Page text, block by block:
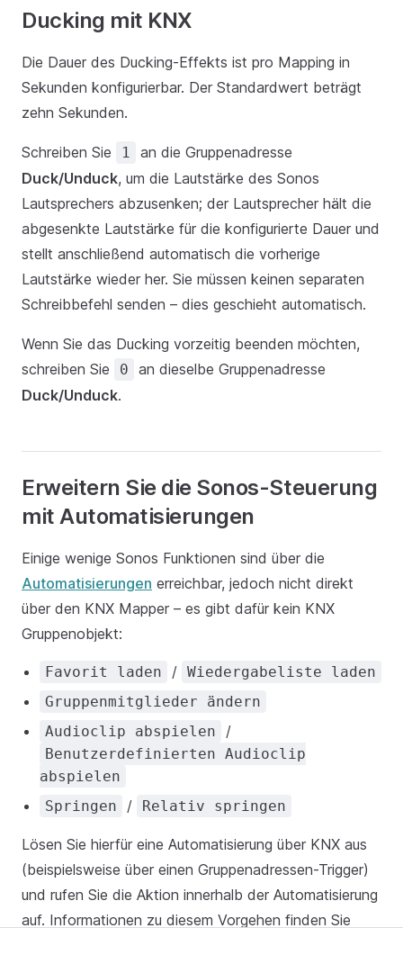
Ducking mit KNX
Die Dauer des Ducking-Effekts ist pro Mapping in
Sekunden konfigurierbar. Der Standardwert beträgt
zehn Sekunden.
Schreiben Sie 1
an die Gruppenadresse
Duck/Unduck, um die Lautstärke des Sonos
Lautsprechers abzusenken; der Lautsprecher hält die
abgesenkte Lautstärke für die konfigurierte Dauer und
stellt anschließend automatisch die vorherige
Lautstärke wieder her. Sie müssen keinen separaten
Schreibbefehl senden – dies geschieht automatisch.
Wenn Sie das Ducking vorzeitig beenden möchten,
schreiben Sie
0
an dieselbe Gruppenadresse
Duck/Unduck.
Erweitern Sie die Sonos-Steuerung
mit Automatisierungen
Einige wenige Sonos Funktionen sind über die
Automatisierungen erreichbar, jedoch nicht direkt
über den KNX Mapper – es gibt dafür kein KNX
Gruppenobjekt:
Favorit laden / Wiedergabeliste laden
Gruppenmitglieder ändern
Audioclip abspielen
/
Benutzerdefinierten Audioclip
abspielen
Springen
/ Relativ springen
Lösen Sie hierfür eine Automatisierung über KNX aus
(beispielsweise über einen Gruppenadressen-Trigger)
und rufen Sie die Aktion innerhalb der Automatisierung
auf. Informationen zu diesem Vorgehen finden Sie